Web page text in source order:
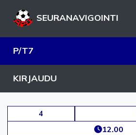
SEURANAVIGOINTI
P/T7
KIRJAUDU
4
12.00